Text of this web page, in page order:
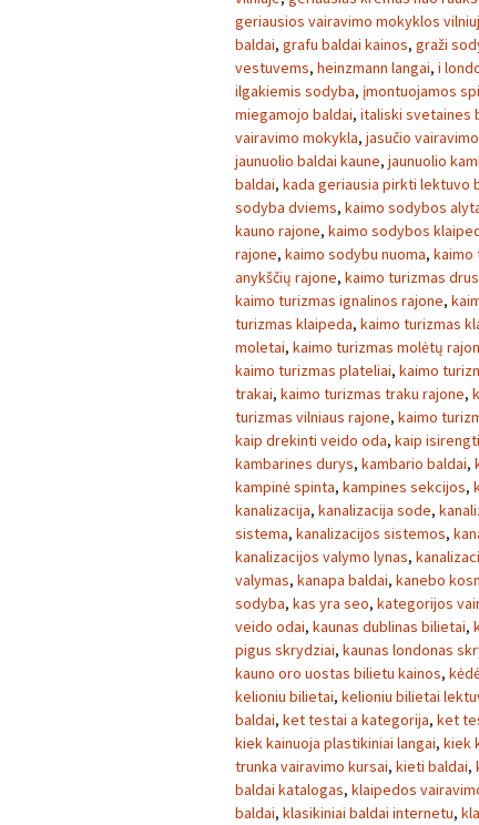
geriausios vairavimo mokyklos
baldai, grafu baldai kainos, graži
vestuvems, heinzmann langai, i
ilgakiemis sodyba, įmontuojamos
miegamojo baldai, italiski svetaines
vairavimo mokykla, jasučio
jaunuolio baldai kaune, jaunuolio
baldai, kada geriausia pirkti lektuvo
sodyba dviems, kaimo sodybos
kauno rajone, kaimo sodybos
rajone, kaimo sodybu nuoma, kaimo
anykščių rajone, kaimo turizmas
kaimo turizmas ignalinos rajone,
turizmas klaipeda, kaimo turizmas
moletai, kaimo turizmas molėtų
kaimo turizmas plateliai, kaimo
trakai, kaimo turizmas traku rajone,
turizmas vilniaus rajone, kaimo
kaip drekinti veido oda, kaip
kambarines durys, kambario baldai,
kampinė spinta, kampines sekcijos,
kanalizacija, kanalizacija sode,
sistema, kanalizacijos sistemos,
kanalizacijos valymo lynas,
valymas, kanapa baldai, kanebo
sodyba, kas yra seo, kategorijos
veido odai, kaunas dublinas bilietai,
pigus skrydziai, kaunas londonas
kauno oro uostas bilietu kainos,
kelioniu bilietai, kelioniu bilietai
baldai, ket testai a kategorija, ket
kiek kainuoja plastikiniai langai, kiek
trunka vairavimo kursai, kieti baldai,
baldai katalogas, klaipedos
baldai, klasikiniai baldai internetu,